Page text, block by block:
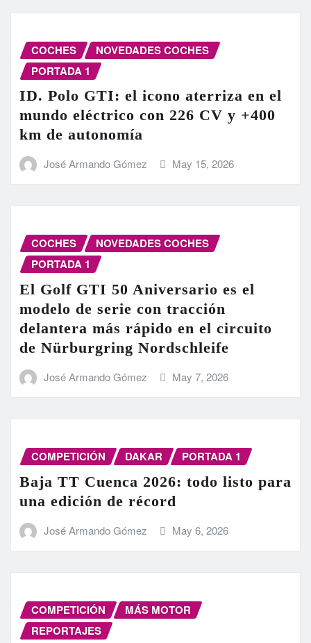
COCHES
NOVEDADES COCHES
PORTADA 1
ID. Polo GTI: el icono aterriza en el
mundo eléctrico con 226 CV y +400
km de autonomía
José Armando Gómez May 15, 2026
COCHES
NOVEDADES COCHES
PORTADA 1
El Golf GTI 50 Aniversario es el
modelo de serie con tracción
delantera más rápido en el circuito
de Nürburgring Nordschleife
José Armando Gómez May 7, 2026
COMPETICIÓN DAKAR PORTADA 1
Baja TT Cuenca 2026: todo listo para
una edición de récord
José Armando Gómez May 6, 2026
COMPETICIÓN
MÁS MOTOR
REPORTAJES